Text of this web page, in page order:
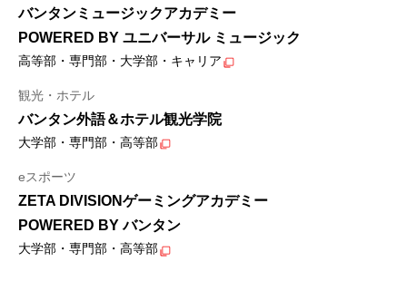
バンタンミュージックアカデミー
POWERED BY ユニバーサル ミュージック
高等部・専門部・大学部・キャリア
観光・ホテル
バンタン外語＆ホテル観光学院
大学部・専門部・高等部
eスポーツ
ZETA DIVISIONゲーミングアカデミー
POWERED BY バンタン
大学部・専門部・高等部